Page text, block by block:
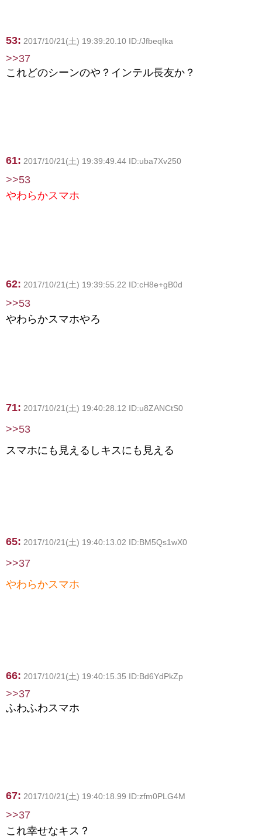
53: 2017/10/21(土) 19:39:20.10 ID:/JfbeqIka
>>37
これどのシーンのや？インテル長友か？
61: 2017/10/21(土) 19:39:49.44 ID:uba7Xv250
>>53
やわらかスマホ
62: 2017/10/21(土) 19:39:55.22 ID:cH8e+gB0d
>>53
やわらかスマホやろ
71: 2017/10/21(土) 19:40:28.12 ID:u8ZANCtS0
>>53
スマホにも見えるしキスにも見える
65: 2017/10/21(土) 19:40:13.02 ID:BM5Qs1wX0
>>37
やわらかスマホ
66: 2017/10/21(土) 19:40:15.35 ID:Bd6YdPkZp
>>37
ふわふわスマホ
67: 2017/10/21(土) 19:40:18.99 ID:zfm0PLG4M
>>37
これ幸せなキス？